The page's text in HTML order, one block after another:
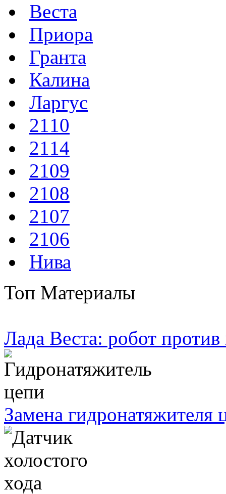
Веста
Приора
Гранта
Калина
Ларгус
2110
2114
2109
2108
2107
2106
Нива
Топ Материалы
Лада Веста: робот
Замена